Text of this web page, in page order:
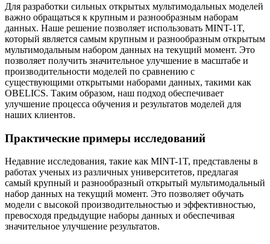
Для разработки сильных открытых мультимодальных моделей
важно обращаться к крупным и разнообразным наборам
данных. Наше решение позволяет использовать MINT-1T,
который является самым крупным и разнообразным открытым
мультимодальным набором данных на текущий момент. Это
позволяет получить значительное улучшение в масштабе и
производительности моделей по сравнению с
существующими открытыми наборами данных, такими как
OBELICS. Таким образом, наш подход обеспечивает
улучшение процесса обучения и результатов моделей для
наших клиентов.
Практические примеры исследований
Недавние исследования, такие как MINT-1T, представлены в
работах ученых из различных университетов, предлагая
самый крупный и разнообразный открытый мультимодальный
набор данных на текущий момент. Это позволяет обучать
модели с высокой производительностью и эффективностью,
превосходя предыдущие наборы данных и обеспечивая
значительное улучшение результатов.